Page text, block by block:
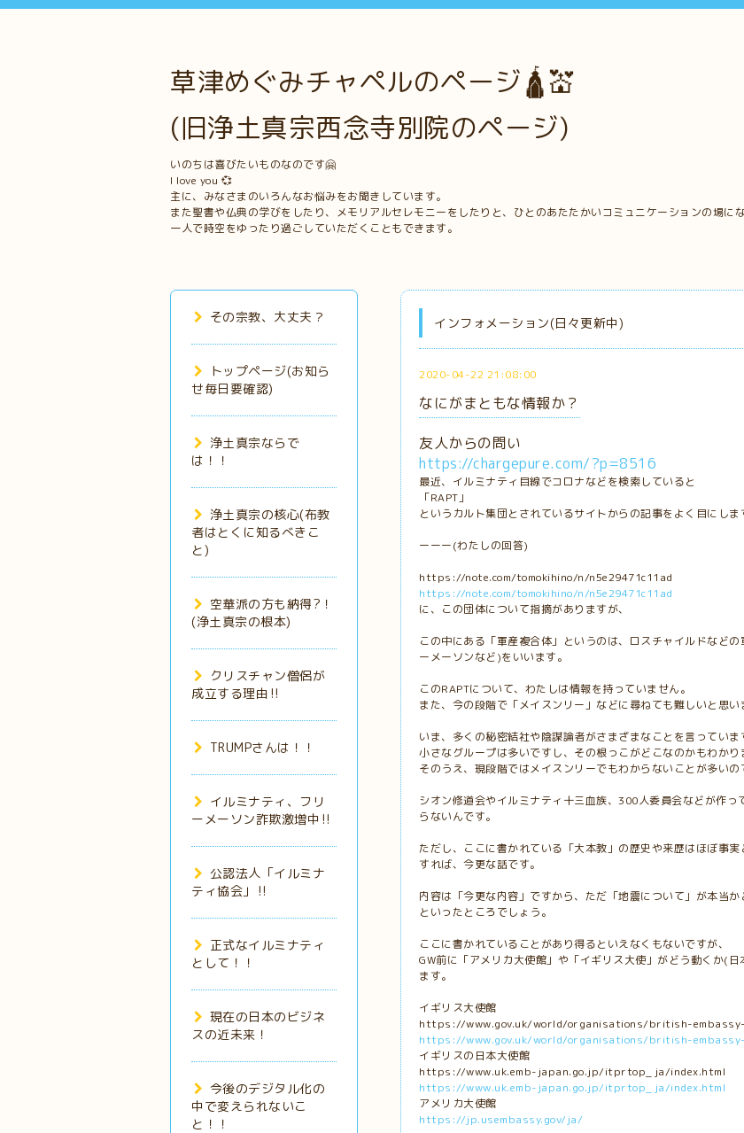
草津めぐみチャペルのページ🛕💒
(旧浄土真宗西念寺別院のページ)
いのちは喜びたいものなのです🤗
I love you 💞
主に、みなさまのいろんなお悩みをお聞きしています。
また聖書や仏典の学びをしたり、メモリアルセレモニーをしたりと、ひとのあたたかいコミュニケーションの場に
一人で時空をゆったり過ごしていただくこともできます。
インフォメーション(日々更新中)
2020-04-22 21:08:00
なにがまともな情報か？
友人からの問い
https://chargepure.com/?p=8516
最近、イルミナティ目線でコロナなどを検索していると
「RAPT」
というカルト集団とされているサイトからの記事をよく目にしま
ーーー(わたしの回答)
https://note.com/tomokihino/n/n5e29471c11ad
https://note.com/tomokihino/n/n5e29471c11ad
に、この団体について指摘がありますが、
この中にある「軍産複合体」というのは、ロスチャイルドなど
ーメーソンなど)をいいます。
このRAPTについて、わたしは情報を持っていません。
また、今の段階で「メイスンリー」などに尋ねても難しいと思い
いま、多くの秘密結社や陰謀論者がさまざまなことを言っていま
小さなグループは多いですし、その根っこがどこなのかもわかり
そのうえ、現段階ではメイスンリーでもわからないことが多いの
シオン修道会やイルミナティ十三血族、300人委員会などが作
らないんです。
ただし、ここに書かれている「大本教」の歴史や来歴はほぼ事
すれば、今更な話です。
内容は「今更な内容」ですから、ただ「地震について」が本当か
といったところでしょう。
ここに書かれていることがあり得るといえなくもないですが、
GW前に「アメリカ大使館」や「イギリス大使」がどう動くか(
ます。
イギリス大使館
https://www.gov.uk/world/organisations/british-
https://www.gov.uk/world/organisations/british-
イギリスの日本大使館
https://www.uk.emb-japan.go.jp/itprtop_ja/index.html
https://www.uk.emb-japan.go.jp/itprtop_ja/index.html
アメリカ大使館
https://jp.usembassy.gov/ja/
その宗教、大丈夫？
トップページ(お知ら
せ毎日要確認)
浄土真宗ならで
は！！
浄土真宗の核心(布教
者はとくに知るべきこ
と)
空華派の方も納得?！
(浄土真宗の根本)
クリスチャン僧侶が
成立する理由‼️
TRUMPさんは！！
イルミナティ、フリ
ーメーソン詐欺激増中‼️
公認法人「イルミナ
ティ協会」‼️
正式なイルミナティ
として！！
現在の日本のビジネ
スの近未来！
今後のデジタル化の
中で変えられないこ
と！！